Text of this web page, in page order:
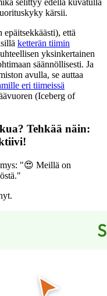
kärsii.
epäitsekkäästi), että
ketterän tiimin
yksinkertainen
säännöllisesti. Ja
avulla, se auttaa
eri tiimeissä
(Iceberg of
Tehkää näin:
!
"😍 Meillä on